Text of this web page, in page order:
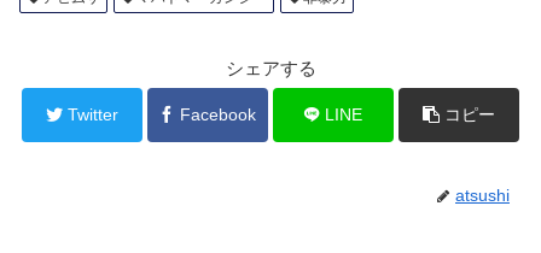
シェアする
Twitter Facebook LINE コピー
atsushi